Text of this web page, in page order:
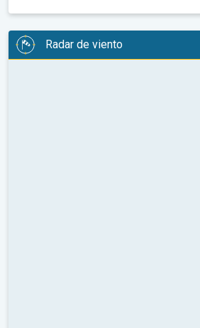
Radar de viento